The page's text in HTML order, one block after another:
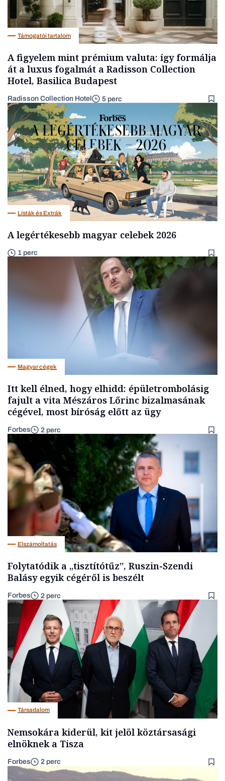
Támogatói tartalom
A figyelem mint prémium valuta: így formálja
át a luxus fogalmát a Radisson Collection
Hotel, Basilica Budapest
Radisson Collection Hotel 5 perc
Listák és Extrák
A legértékesebb magyar celebek 2026
1 perc
Magyar cégek
Itt kell élned, hogy elhidd: épületrombolásig
fajult a vita Mészáros Lőrinc bizalmasának
cégével, most bíróság előtt az ügy
Forbes 2 perc
Elszámoltatás
Folytatódik a „tisztítótűz”, Ruszin-Szendi
Balásy egyik cégéről is beszélt
Forbes 2 perc
Társadalom
Nemsokára kiderül, kit jelöl köztársasági
elnöknek a Tisza
Forbes 2 perc